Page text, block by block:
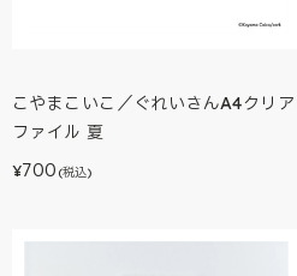
こやまこいこ／ぐれいさんA4クリア
ファイル 夏
¥700 (税込)